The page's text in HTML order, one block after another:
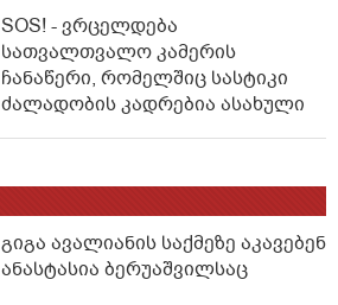
SOS! - ვრცელდება
სათვალთვალო კამერის
ჩანაწერი, რომელშიც სასტიკი
ძალადობის კადრებია ასახული
გიგა ავალიანის საქმეზე აკავებენ
ანასტასია ბერუაშვილსაც